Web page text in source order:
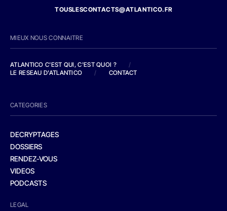
TOUSLESCONTACTS@ATLANTICO.FR
MIEUX NOUS CONNAITRE
ATLANTICO C'EST QUI, C'EST QUOI ?
/
LE RESEAU D'ATLANTICO
/ CONTACT
CATEGORIES
DECRYPTAGES
DOSSIERS
RENDEZ-VOUS
VIDEOS
PODCASTS
LEGAL